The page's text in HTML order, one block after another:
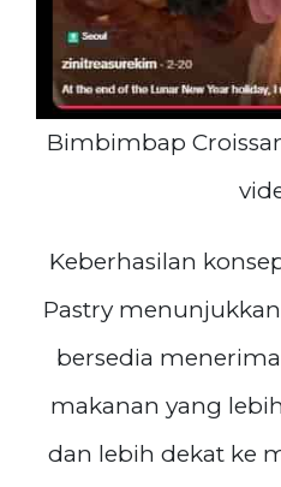
Bimbimbap
Keberhasilan
Pastry
bersedia
makanan yang
dan lebih dekat ke